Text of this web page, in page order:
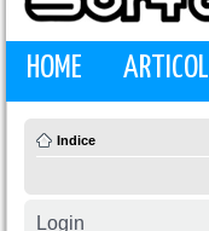
HOME ARTICOLI
Indice
Login